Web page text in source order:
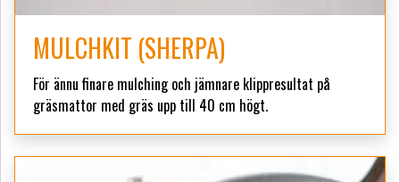
MULCHKIT (SHERPA)
För ännu finare mulching och jämnare klippresultat på
gräsmattor med gräs upp till 40 cm högt.